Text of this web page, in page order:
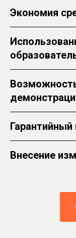
Экономия
Гарантийный
Внесение